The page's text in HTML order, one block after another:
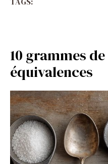
10 grammes
équivalences